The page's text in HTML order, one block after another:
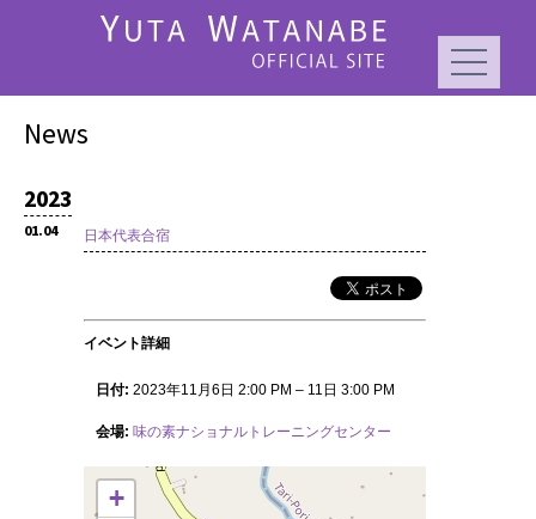
News
2023
01.04 日本代表合宿
イベント詳細
日付: 2023年11月6日 2:00 PM – 11日 3:00 PM
会場: 味の素ナショナルトレーニングセンター
+